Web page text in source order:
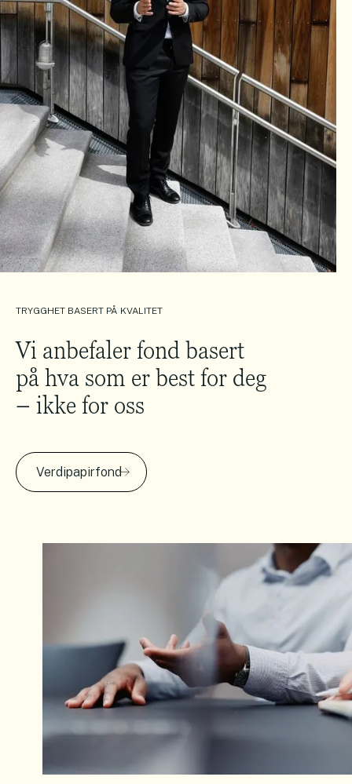
TRYGGHET BASERT PÅ KVALITET
Vi anbefaler fond basert
på hva som er best for deg
– ikke for oss
Verdipapirfond